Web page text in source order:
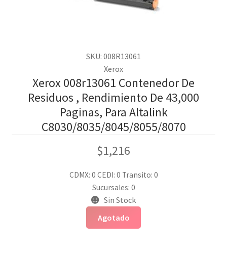
SKU: 008R13061
Xerox
Xerox 008r13061 Contenedor De
Residuos , Rendimiento De 43,000
Paginas, Para Altalink
C8030/8035/8045/8055/8070
$1,216
CDMX: 0 CEDI: 0 Transito: 0
Sucursales: 0
Sin Stock
Agotado